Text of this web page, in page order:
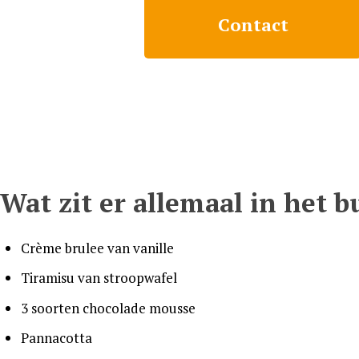
Contact
Wat zit er allemaal in het
Crème brulee van vanille
Tiramisu van stroopwafel
3 soorten chocolade mousse
Pannacotta